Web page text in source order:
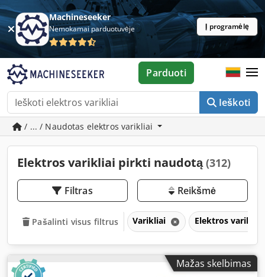
Machineseeker
Nemokamai parduotuvėje Į programėlę
Ieškoti
Parduoti
/ ... / Naudotas elektros varikliai
Elektros varikliai pirkti naudotą(312)
Filtras Reikšmė
Pašalinti visus filtrus Varikliai Elektros
Mažas skelbimas